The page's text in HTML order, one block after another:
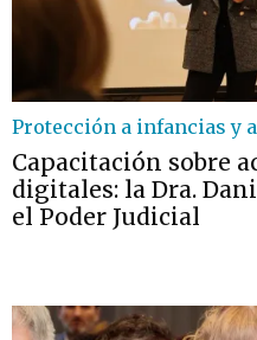
Protección a infancias y
Capacitación sobre
digitales: la Dra.
el Poder Judicial